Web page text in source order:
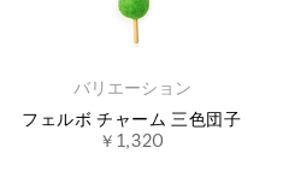
バリエーション
フェルボ チャーム 三色団子
￥1,320